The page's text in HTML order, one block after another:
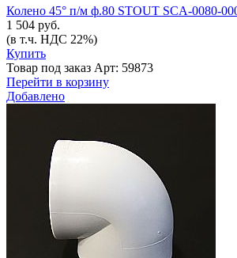
Колено 45° п/м ф.80 STOUT SCA-0080-
1 504 руб.
(в т.ч. НДС 22%)
Купить
Товар под заказ Арт: 59873
Перейти в корзину
Добавлено